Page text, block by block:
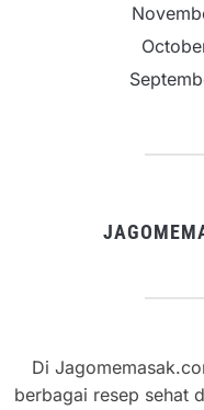
Di
berbagai resep sehat